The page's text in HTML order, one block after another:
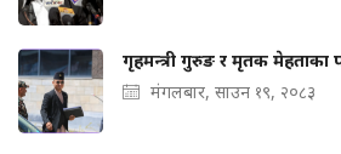
गृहमन्त्री गुरुङ र मृतक मेहताका
मंगलबार, साउन १९, २०८३